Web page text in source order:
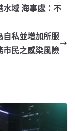
水域 海事處：不
自私並增加所服
市民之感染風險